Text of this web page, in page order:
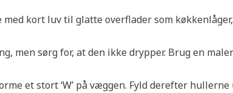
kort luv til glatte overflader som
men sørg for, at den ikke drypper. Brug en
et stort ‘W’ på væggen. Fyld derefter